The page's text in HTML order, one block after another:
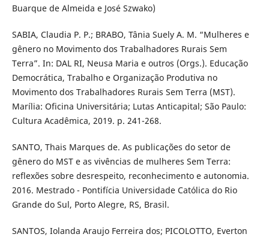
Buarque de Almeida e José Szwako)
SABIA, Claudia P. P.; BRABO, Tânia Suely A. M. “Mulheres e
gênero no Movimento dos Trabalhadores Rurais Sem
Terra”. In: DAL RI, Neusa Maria e outros (Orgs.). Educação
Democrática, Trabalho e Organização Produtiva no
Movimento dos Trabalhadores Rurais Sem Terra (MST).
Marília: Oficina Universitária; Lutas Anticapital; São Paulo:
Cultura Acadêmica, 2019. p. 241-268.
SANTO, Thais Marques de. As publicações do setor de
gênero do MST e as vivências de mulheres Sem Terra:
reflexões sobre desrespeito, reconhecimento e autonomia.
2016. Mestrado - Pontifícia Universidade Católica do Rio
Grande do Sul, Porto Alegre, RS, Brasil.
SANTOS, Iolanda Araujo Ferreira dos; PICOLOTTO, Everton